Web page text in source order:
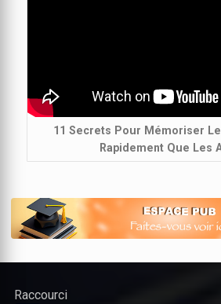
11 Secrets Pour Mémoriser
Rapidement Que Les
Raccourci